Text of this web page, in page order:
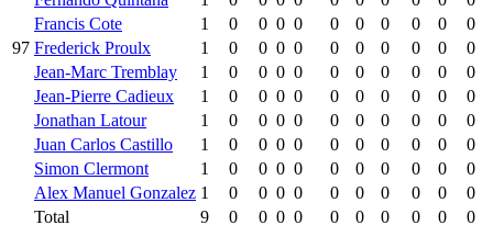
Francis Cote
1 0 0 0 0 0 0 0 0 0 0
97 Frederick Proulx 1 0 0 0 0 0 0 0 0 0 0
Jean-Marc Tremblay
1 0 0 0 0 0 0 0 0 0 0
Jean-Pierre Cadieux
1 0 0 0 0 0 0 0 0 0 0
Jonathan Latour
1 0 0 0 0 0 0 0 0 0 0
Juan Carlos Castillo
1 0 0 0 0 0 0 0 0 0 0
Simon Clermont
1 0 0 0 0 0 0 0 0 0 0
Alex Manuel Gonzalez 1 0 0 0 0 0 0 0 0 0 0
Total
9 0 0 0 0 0 0 0 0 0 0